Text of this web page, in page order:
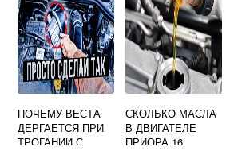
КОНДИЦИОНЕРА
ГРАНТА
ПОЧЕМУ ВЕСТА
ДЕРГАЕТСЯ ПРИ
ТРОГАНИИ С
СКОЛЬКО МАСЛА
В ДВИГАТЕЛЕ
ПРИОРА 16